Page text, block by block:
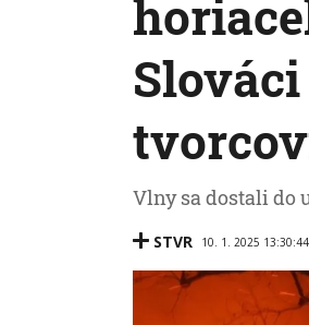
Vlny sa dostali do
STVR 10. 1. 2025 13:30:44